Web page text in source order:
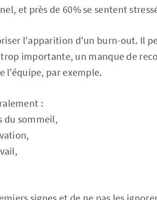
et près de 60% se sentent
l'apparition d'un burn-out. Il
importante, un manque de
l’équipe, par exemple.
:
du sommeil,